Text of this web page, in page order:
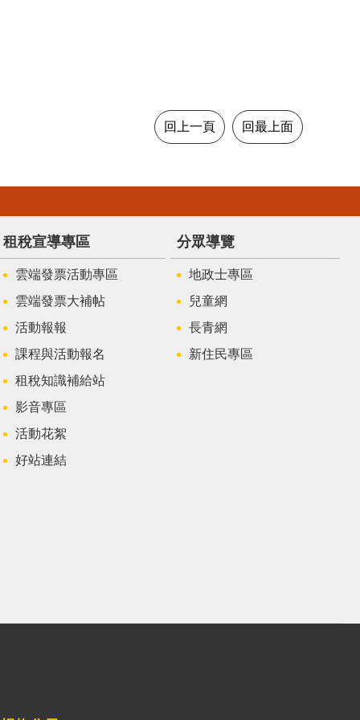
回上一頁 回最上面
租稅宣導專區
雲端發票活動專區
雲端發票大補帖
活動報報
課程與活動報名
租稅知識補給站
影音專區
活動花絮
好站連結
分眾導覽
地政士專區
兒童網
長青網
新住民專區